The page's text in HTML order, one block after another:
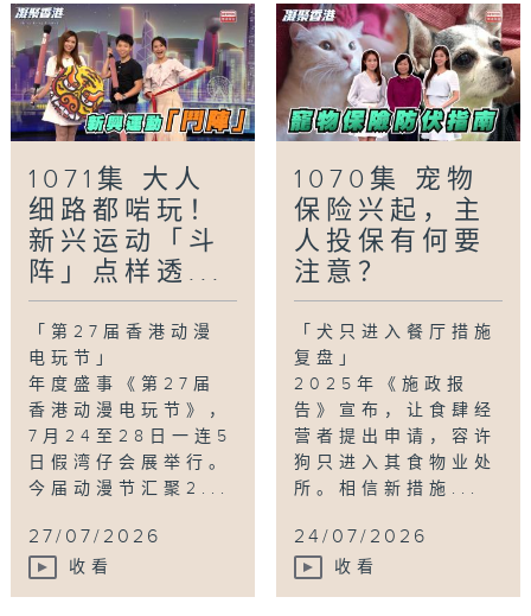
1071集 大人
细路都啱玩！
新兴运动「斗
阵」点样透...
「第27届香港动漫
电玩节」
年度盛事《第27届
香港动漫电玩节》，
7月24至28日一连5
日假湾仔会展举行。
今届动漫节汇聚2...
27/07/2026
收看
1070集 宠物
保险兴起，主
人投保有何要
注意？
「犬只进入餐厅措施
复盘」
2025年《施政报
告》宣布，让食肆经
营者提出申请，容许
狗只进入其食物业处
所。相信新措施...
24/07/2026
收看